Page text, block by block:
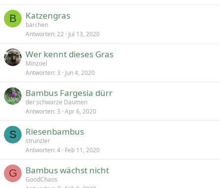
B Katzengras
bärchen
Antworten 22 Jul 13, 2020
Wer kennt dieses Gras
Minzoel
Antworten 3 Jun 4, 2020
Bambus Fargesia dürr
der schwarze Daumen
Antworten 3 Apr 6, 2020
S Riesenbambus
strunzler
Antworten 4 Feb 11, 2020
G Bambus wächst nicht
GoodChaos